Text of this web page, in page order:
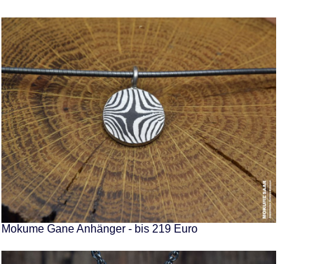
Mokume Gane Anhänger - bis 219 Euro